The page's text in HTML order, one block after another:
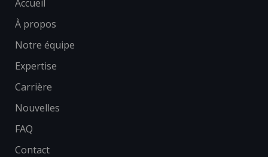
Accueil
À propos
Notre équipe
Expertise
Carrière
Nouvelles
FAQ
Contact